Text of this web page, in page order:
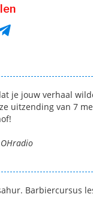
je jouw verhaal
uitzending van 7
Barbiercursus